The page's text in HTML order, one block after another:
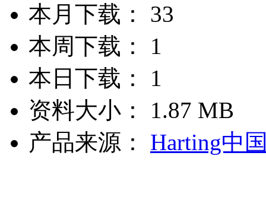
本月下载：
33
本周下载：
1
本日下载：
1
资料大小：
1.87 MB
产品来源：
Harting中